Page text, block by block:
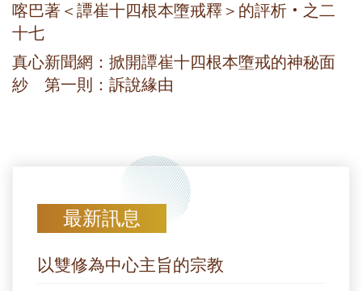
喀巴著＜譚崔十四根本墮戒釋＞的評析‧之二
十七
真心新聞網：掀開譚崔十四根本墮戒的神秘面
紗 第一則：訴說緣由
最新訊息
以雙修為中心主旨的宗教